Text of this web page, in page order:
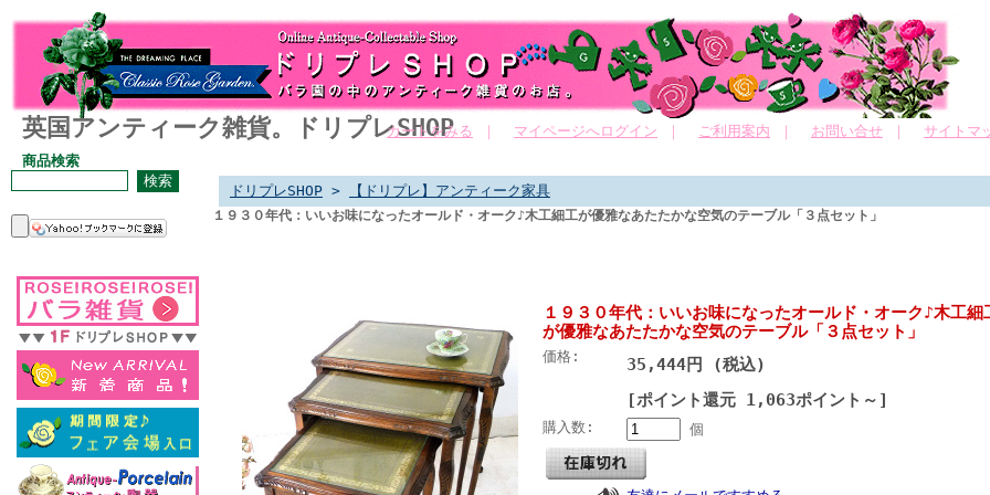
英国アンティーク雑貨。ドリプレSHOP
カートをみる マイページへログイン ご利用案内 お問い合せ
サイトマ
商品検索
ドリプレSHOP > 【ドリプレ】アンティーク家具
１９３０年代：いいお味になったオールド・オーク♪木工細工が優雅なあたたかな空気のテーブル「３点セット」
１９３０年代：いいお味になったオールド・オーク♪木工細
が優雅なあたたかな空気のテーブル「３点セット」
価格:
35,444円 (税込)
[ポイント還元 1,063ポイント～]
購入数: 個